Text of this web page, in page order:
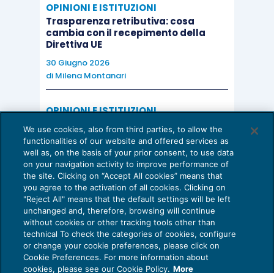
OPINIONI E ISTITUZIONI
Trasparenza retributiva: cosa
cambia con il recepimento della
Direttiva UE
30 Giugno 2026
di Milena Montanari
OPINIONI E ISTITUZIONI
Valorizzare il potenziale dello Studio:
una riflessione sul futuro della
consulenza del lavoro
15 Giugno 2026
di Milena Montanari
Privacy Policy
We use cookies, also from third parties, to allow the
functionalities of our website and offered services as
well as, on the basis of your prior consent, to use data
on your navigation activity to improve performance of
the site. Clicking on “Accept All cookies” means that
you agree to the activation of all cookies. Clicking on
"Reject All" means that the default settings will be left
unchanged and, therefore, browsing will continue
without cookies or other tracking tools other than
technical To check the categories of cookies, configure
or change your cookie preferences, please click on
Cookie Preferences. For more information about
cookies, please see our Cookie Policy. More